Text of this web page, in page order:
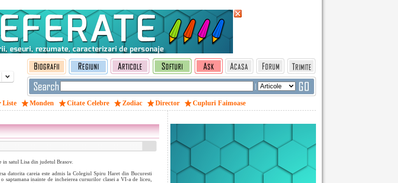
|
Liste Monden Citate Celebre Zodiac Director Cupluri Faimoase
in satul Lisa din judetul Brasov.
datorita careia este admis la Colegiul Spiru Haret din Bucuresti
inainte de incheierea cursurilor clasei a VI-a de liceu,